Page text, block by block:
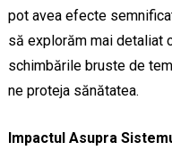
pot avea efecte
să explorăm mai detaliat
schimbările bruste de
ne proteja sănătatea.
Impactul Asupra